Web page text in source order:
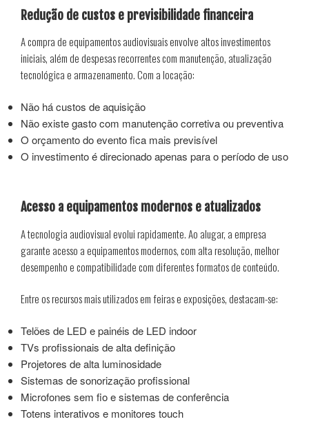
Redução de custos e previsibilidade financeira
A compra de equipamentos audiovisuais envolve altos investimentos
iniciais, além de despesas recorrentes com manutenção, atualização
tecnológica e armazenamento. Com a locação:
Não há custos de aquisição
Não existe gasto com manutenção corretiva ou preventiva
O orçamento do evento fica mais previsível
O investimento é direcionado apenas para o período de uso
Acesso a equipamentos modernos e atualizados
A tecnologia audiovisual evolui rapidamente. Ao alugar, a empresa
garante acesso a equipamentos modernos, com alta resolução, melhor
desempenho e compatibilidade com diferentes formatos de conteúdo.
Entre os recursos mais utilizados em feiras e exposições, destacam-se:
Telões de LED e painéis de LED indoor
TVs profissionais de alta definição
Projetores de alta luminosidade
Sistemas de sonorização profissional
Microfones sem fio e sistemas de conferência
Totens interativos e monitores touch